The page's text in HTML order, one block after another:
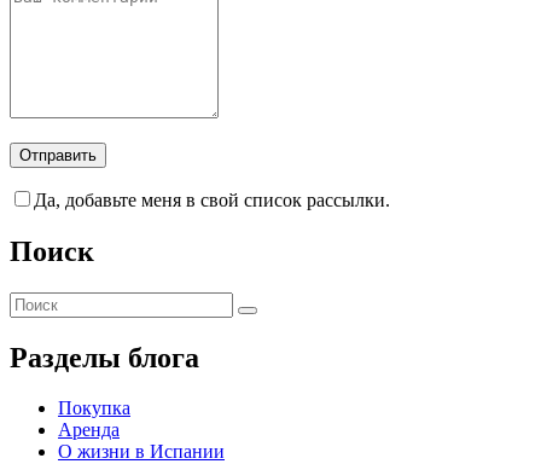
Да, добавьте меня в свой список рассылки.
Поиск
Разделы блога
Покупка
Аренда
О жизни в Испании